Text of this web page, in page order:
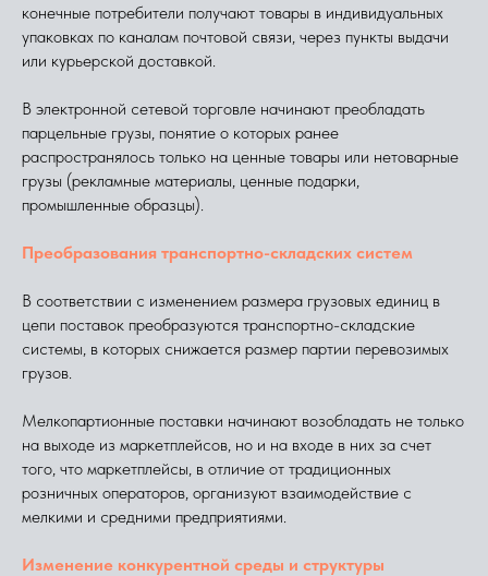
конечные потребители получают товары в индивидуальных
упаковках по каналам почтовой связи, через пункты выдачи
или курьерской доставкой.
В электронной сетевой торговле начинают преобладать
парцельные грузы, понятие о которых ранее
распространялось только на ценные товары или нетоварные
грузы (рекламные материалы, ценные подарки,
промышленные образцы).
Преобразования транспортно-складских систем
В соответствии с изменением размера грузовых единиц в
цепи поставок преобразуются транспортно-складские
системы, в которых снижается размер партии перевозимых
грузов.
Мелкопартионные поставки начинают возобладать не только
на выходе из маркетплейсов, но и на входе в них за счет
того, что маркетплейсы, в отличие от традиционных
розничных операторов, организуют взаимодействие с
мелкими и средними предприятиями.
Изменение конкурентной среды и структуры